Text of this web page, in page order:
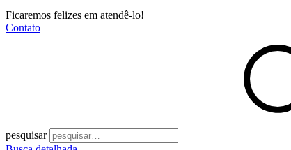
Ficaremos felizes em atendê-lo!
Contato
pesquisar